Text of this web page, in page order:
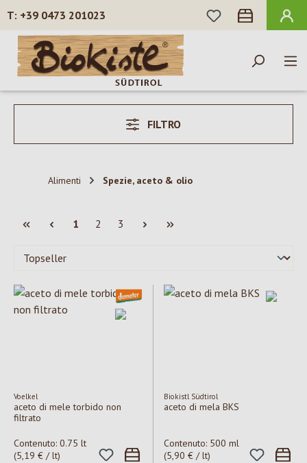
Passa al contenuto principale
+39 0473 201023
HAI 0 ARTICOLI
FILTRO
Alimenti Spezie, aceto & olio
Pagina
1 Pagina
2 Pagina
3
Voelkel
aceto di mele torbido non
filtrato
Contenuto: 0.75 lt
(5,19 € / lt)
Biokistl Südtirol
aceto di mela BKS
Contenuto: 500 ml
(5,90 € / lt)